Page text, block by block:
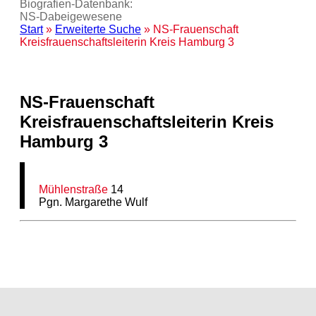
Biografien-Datenbank:
NS‑Dabeigewesene
Start» Erweiterte Suche » NS-Frauenschaft
Kreisfrauenschaftsleiterin Kreis Hamburg 3
NS-Frauenschaft
Kreisfrauenschaftsleiterin Kreis
Hamburg 3
Mühlenstraße 14
Pgn. Margarethe Wulf